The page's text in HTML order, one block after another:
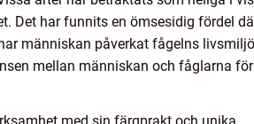
Det har funnits en ömsesidig fördel
människan påverkat fågelns livsmiljö
mellan människan och fåglarna